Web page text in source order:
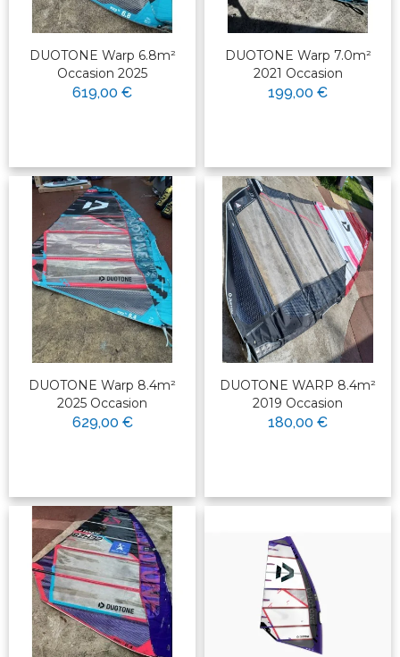
DUOTONE Warp 6.8m²
Occasion 2025
619,00 €
DUOTONE Warp 7.0m²
2021 Occasion
199,00 €
DUOTONE Warp 8.4m²
2025 Occasion
629,00 €
DUOTONE WARP 8.4m²
2019 Occasion
180,00 €